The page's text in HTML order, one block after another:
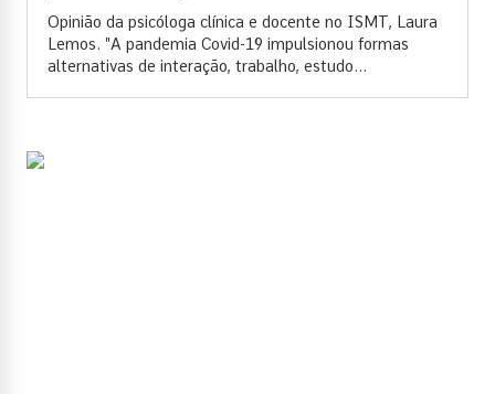
Opinião da psicóloga clínica e docente no ISMT, Laura
Lemos. "A pandemia Covid-19 impulsionou formas
alternativas de interação, trabalho, estudo...